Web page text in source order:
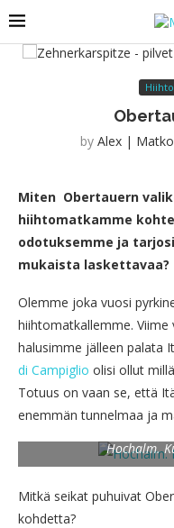
by Alex |
Miten Obertauern
hiihtomatkamme
odotuksemme ja
mukaista laskettavaa?
Olemme joka vuosi
hiihtomatkallemme.
halusimme jälleen palata
di Campiglio olisi ollut
Totuus on vaan se, että
enemmän tunnelmaa ja
Hochalm.
Mitkä seikat puhuivat
kohdetta?